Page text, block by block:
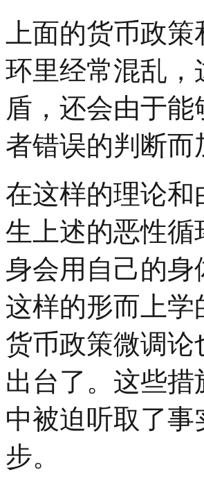
上面的货币政
环里经常混乱
盾，还会由于
者错误的判断而
在这样的理论
生上述的恶性
身会用自己的
这样的形而上
货币政策微调
出台了。这些
中被迫听取了
步。